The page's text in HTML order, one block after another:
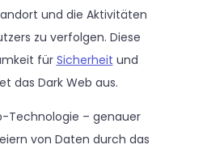
und die Aktivitäten
zu verfolgen. Diese
für Sicherheit und
das Dark Web aus.
Technologie – genauer
von Daten durch das